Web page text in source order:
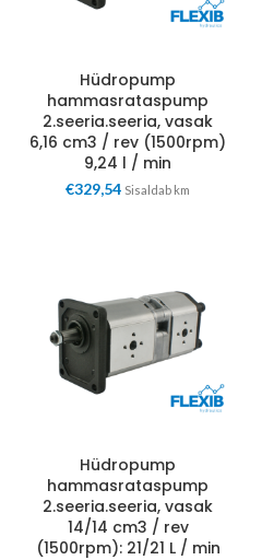
Hüdropump
hammasrataspump
2.seeria.seeria, vasak
6,16 cm3 / rev (1500rpm)
9,24 l / min
€329,54 Sisaldab km
Hüdropump
hammasrataspump
2.seeria.seeria, vasak
14/14 cm3 / rev
(1500rpm): 21/21 L / min